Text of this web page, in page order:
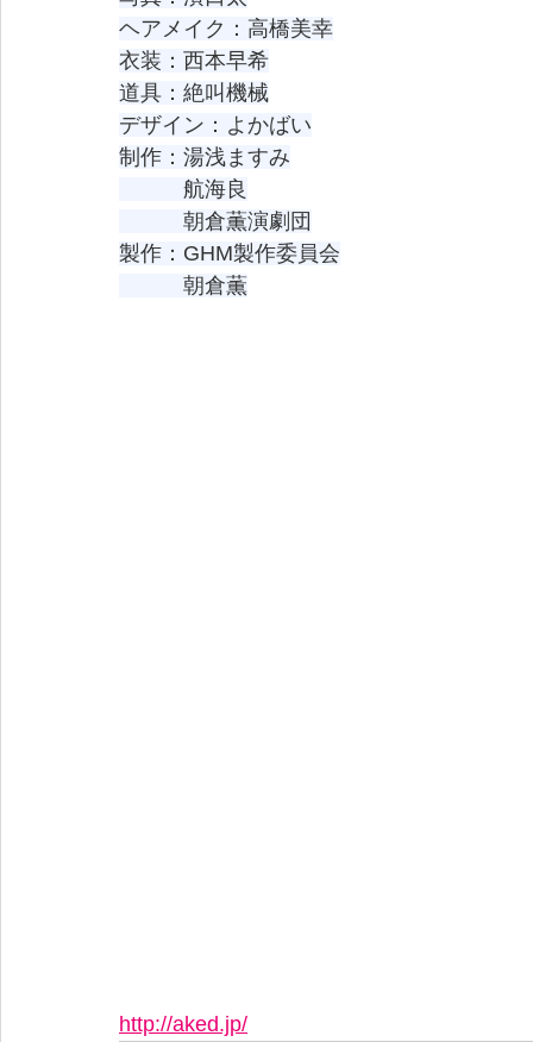
ヘアメイク：高橋美幸
衣装：西本早希
道具：絶叫機械
デザイン：よかばい
制作：湯浅ますみ
航海良
朝倉薫演劇団
製作：GHM製作委員会
朝倉薫
http://aked.jp/